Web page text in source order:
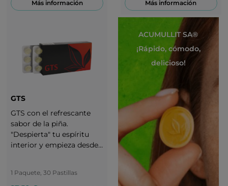
Más información Más información
GTS
GTS con el refrescante
sabor de la piña.
"Despierta" tu espíritu
interior y empieza desde
¡Disfruta de tu vida y
1 Paquete, 30 Pastillas
ACUMULLIT SA®
¡Rápido, cómodo,
delicioso!